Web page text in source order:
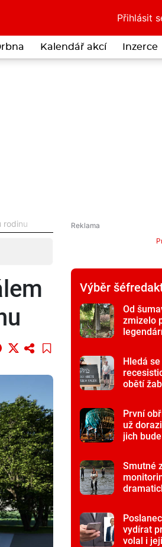
Přihlásit
Kalendář akcí Inzerce
rodinu
Výběr
Od
zmizelo
Hledá
obětí
První
už
jich
Smutné
vydírat
volal i